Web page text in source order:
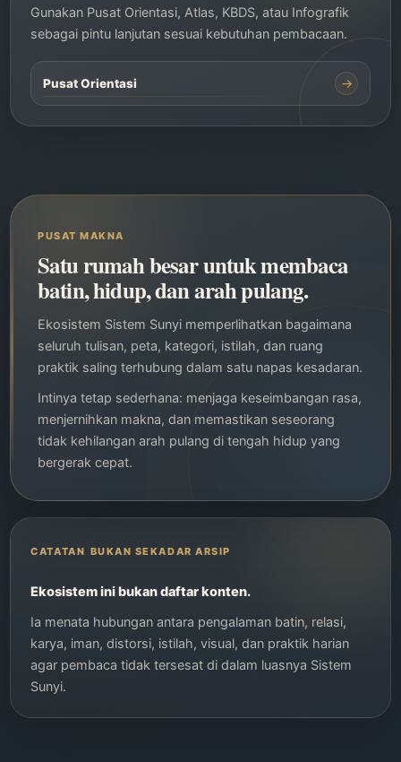
Gunakan Pusat Orientasi, Atlas, KBDS, atau Infografik
sebagai pintu lanjutan sesuai kebutuhan pembacaan.
Pusat Orientasi →
PUSAT MAKNA
Satu rumah besar untuk membaca
batin, hidup, dan arah pulang.
Ekosistem Sistem Sunyi memperlihatkan bagaimana
seluruh tulisan, peta, kategori, istilah, dan ruang
praktik saling terhubung dalam satu napas kesadaran.
Intinya tetap sederhana: menjaga keseimbangan rasa,
menjernihkan makna, dan memastikan seseorang
tidak kehilangan arah pulang di tengah hidup yang
bergerak cepat.
BUKAN SEKADAR ARSIP
Ekosistem ini bukan daftar konten.
Ia menata hubungan antara pengalaman batin, relasi,
karya, iman, distorsi, istilah, visual, dan praktik harian
agar pembaca tidak tersesat di dalam luasnya Sistem
Sunyi.